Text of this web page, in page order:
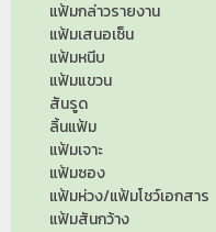
แฟ้มกล่าวรายงาน
แฟ้มเสนอเซ็น
แฟ้มหนีบ
แฟ้มแขวน
สันรูด
ลิ้นแฟ้ม
แฟ้มเจาะ
แฟ้มซอง
แฟ้มห่วง/แฟ้มโชว์เอกสาร
แฟ้มสันกว้าง